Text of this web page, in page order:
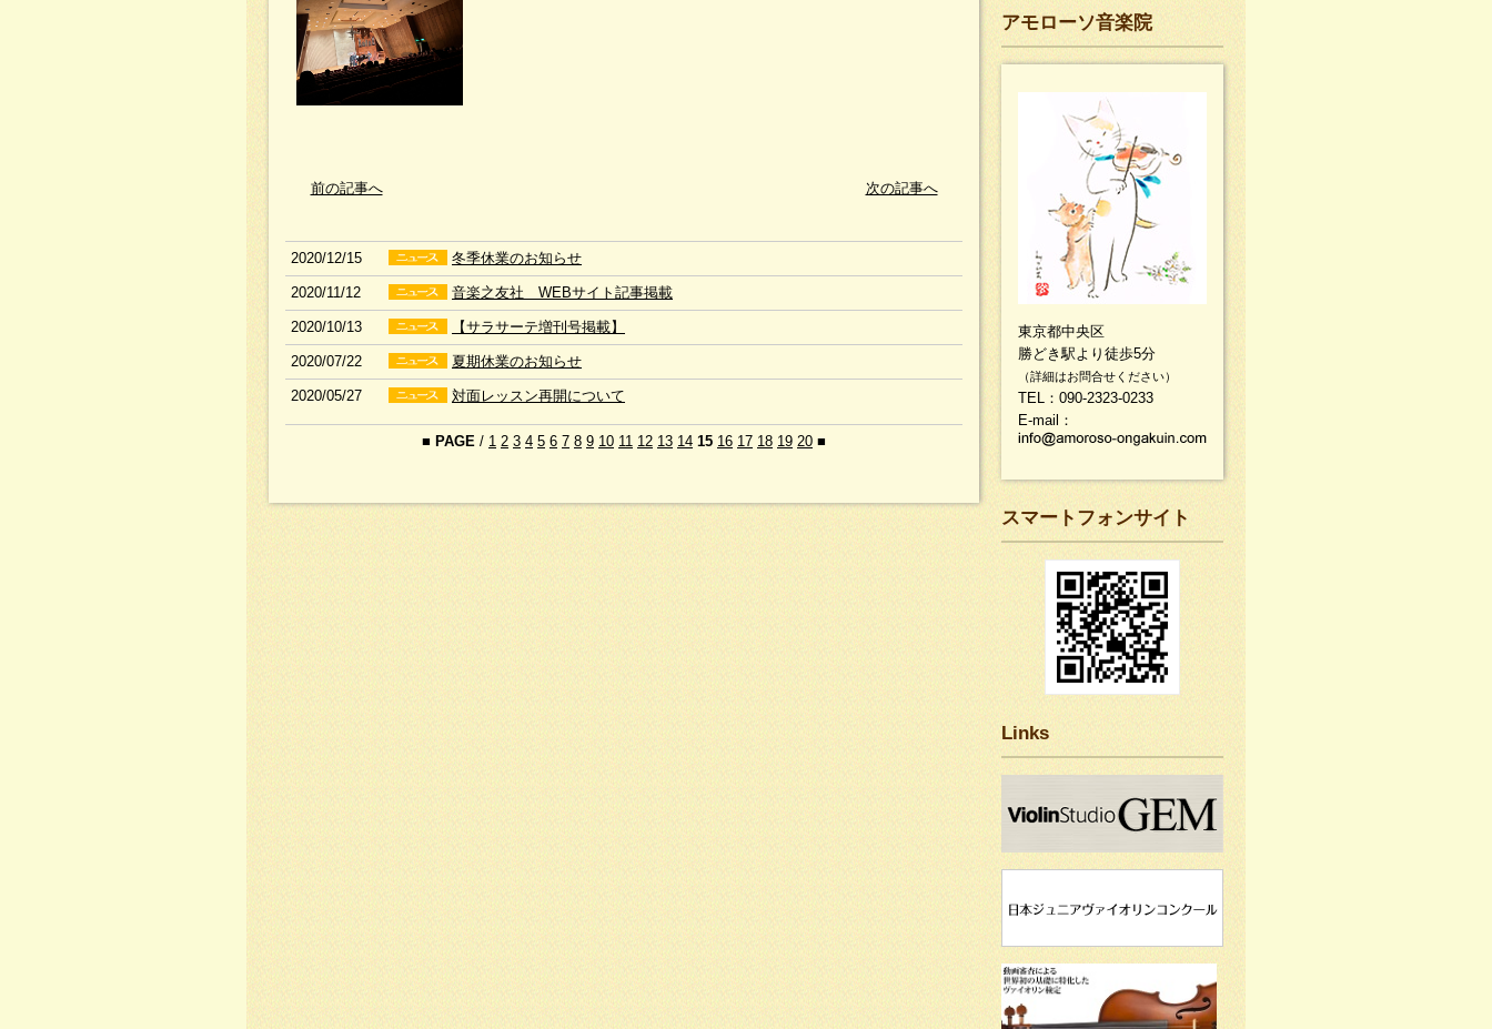
前の記事へ 次の記事へ
2020/12/15 冬季休業のお知らせ
2020/11/12 音楽之友社 WEBサイト記事掲載
2020/10/13 【サラサーテ増刊号掲載】
2020/07/22 夏期休業のお知らせ
2020/05/27 対面レッスン再開について
■ PAGE / 1 2 3 4 5 6 7 8 9 10 11 12 13 14 15 16 17 18 19 20 ■
アモローソ音楽院
東京都中央区
勝どき駅より徒歩5分
（詳細はお問合せください）
TEL：090-2323-0233
E-mail：
スマートフォンサイト
Links